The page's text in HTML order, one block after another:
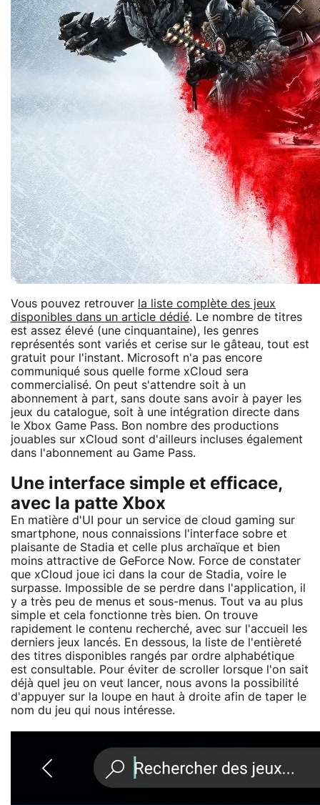
Vous pouvez retrouver la liste complète des jeux
disponibles dans un article dédié. Le nombre de titres
est assez élevé (une cinquantaine), les genres
représentés sont variés et cerise sur le gâteau, tout est
gratuit pour l'instant. Microsoft n'a pas encore
communiqué sous quelle forme xCloud sera
commercialisé. On peut s'attendre soit à un
abonnement à part, sans doute sans avoir à payer les
jeux du catalogue, soit à une intégration directe dans
le Xbox Game Pass. Bon nombre des productions
jouables sur xCloud sont d'ailleurs incluses également
dans l'abonnement au Game Pass.
Une interface simple et efficace,
avec la patte Xbox
En matière d'UI pour un service de cloud gaming sur
smartphone, nous connaissions l'interface sobre et
plaisante de Stadia et celle plus archaïque et bien
moins attractive de GeForce Now. Force de constater
que xCloud joue ici dans la cour de Stadia, voire le
surpasse. Impossible de se perdre dans l'application, il
y a très peu de menus et sous-menus. Tout va au plus
simple et cela fonctionne très bien. On trouve
rapidement le contenu recherché, avec sur l'accueil les
derniers jeux lancés. En dessous, la liste de l'entièreté
des titres disponibles rangés par ordre alphabétique
est consultable. Pour éviter de scroller lorsque l'on sait
déjà quel jeu on veut lancer, nous avons la possibilité
d'appuyer sur la loupe en haut à droite afin de taper le
nom du jeu qui nous intéresse.